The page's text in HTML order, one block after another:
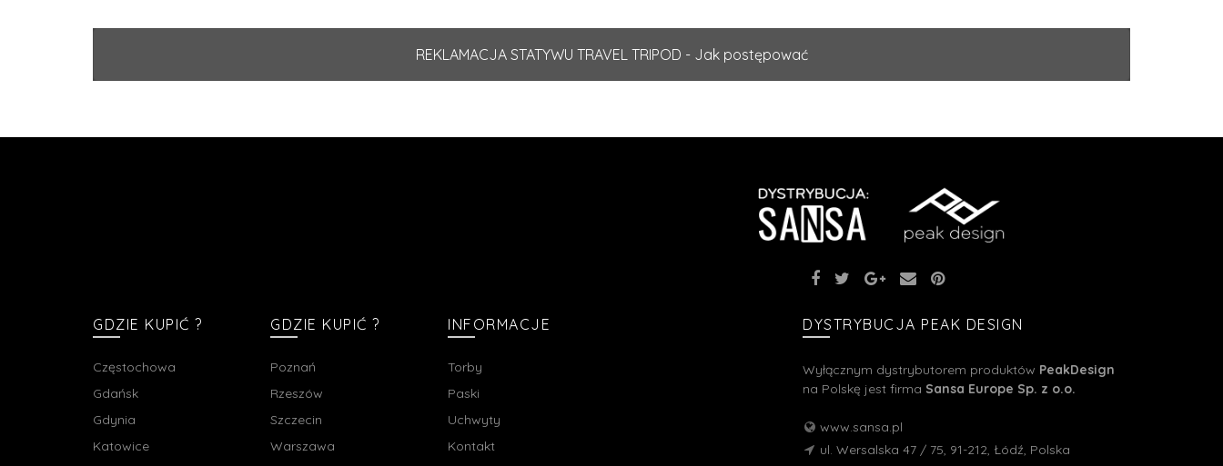
REKLAMACJA STATYWU TRAVEL TRIPOD - Jak postępować
GDZIE KUPIĆ ?
Częstochowa
Gdańsk
Gdynia
Katowice
GDZIE KUPIĆ ?
Poznań
Rzeszów
Szczecin
Warszawa
INFORMACJE
Torby
Paski
Uchwyty
Kontakt
DYSTRYBUCJA PEAK DESIGN
Wyłącznym dystrybutorem produktów PeakDesign
na Polskę jest firma Sansa Europe Sp. z o.o.
www.sansa.pl
ul. Wersalska 47 / 75, 91-212, Łódź, Polska